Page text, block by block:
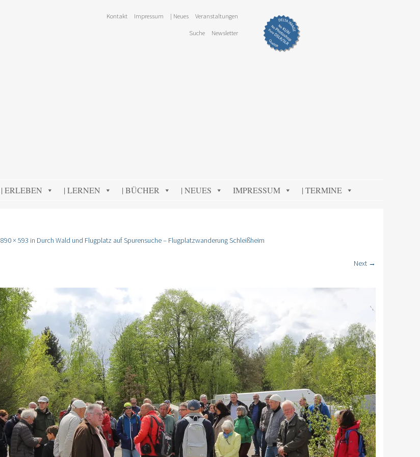
Kontakt Impressum | Neues Veranstaltungen
Suche Newsletter
| ERLEBEN | LERNEN | BÜCHER | NEUES IMPRESSUM | TERMINE
890 × 593 in Durch Wald und Flugplatz auf Spurensuche – Flugplatzwanderung Schleißheim
Next →